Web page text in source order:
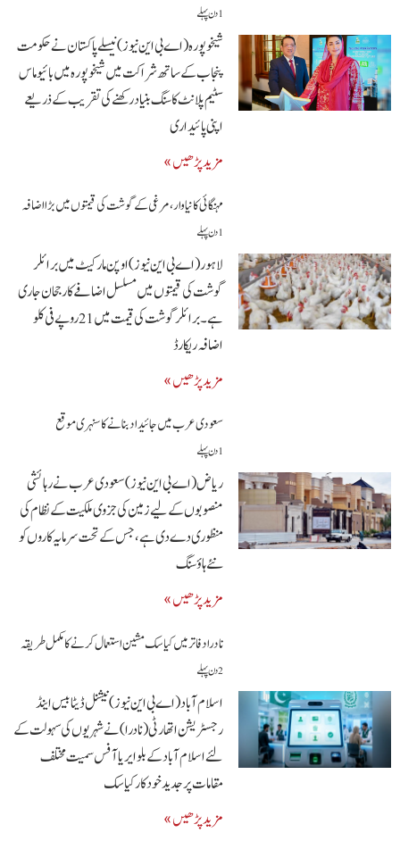
1 دن پہلے
شیخوپورہ( اے بی این نیوز)‌ نیسلے پاکستان نے حکومت
پنجاب کے ساتھ شراکت میں شیخوپورہ میں بائیو ماس
سٹیم پلانٹ کا سنگ بنیاد رکھنے کی تقریب کے ذریعے
اپنی پائیداری
مزید پڑھیں »
مہنگائی کا نیا وار، مرغی کے گوشت کی قیمتوں میں بڑا اضافہ
1 دن پہلے
لاہور (اے بی این نیوز) اوپن مارکیٹ میں برائلر
گوشت کی قیمتوں میں مسلسل اضافے کا رجحان جاری
ہے۔ برائلر گوشت کی قیمت میں 21 روپے فی کلو
اضافہ ریکارڈ
مزید پڑھیں »
سعودی عرب میں جائیداد بنانے کا سنہری موقع
1 دن پہلے
ریاض (اے بی این نیوز)سعودی عرب نے رہائشی
منصوبوں کے لیے زمین کی جزوی ملکیت کے نظام کی
منظوری دے دی ہے، جس کے تحت سرمایہ کاروں کو
نئے ہاؤسنگ
مزید پڑھیں »
نادرا دفاتر میں کیاسک مشین استعمال کرنے کا مکمل طریقہ
2 دن پہلے
اسلام آباد(اے بی این نیوز)نیشنل ڈیٹا بیس اینڈ
رجسٹریشن اتھارٹی (نادرا) نے شہریوں کی سہولت کے
لئے اسلام آباد کے بلو ایریا آفس سمیت مختلف
مقامات پر جدید خودکار کیاسک
مزید پڑھیں »